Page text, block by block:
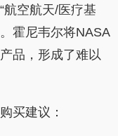
航空航天/医疗基
霍尼韦尔将NASA
品，形成了难以
买建议：